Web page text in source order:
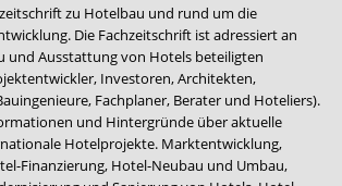
zu Hotelbau und rund um die
Die Fachzeitschrift ist adressiert an
und Ausstattung von Hotels beteiligten
Investoren, Architekten,
Fachplaner, Berater und Hoteliers).
und Hintergründe über aktuelle
Hotelprojekte. Marktentwicklung,
Finanzierung, Hotel-Neubau und Umbau,